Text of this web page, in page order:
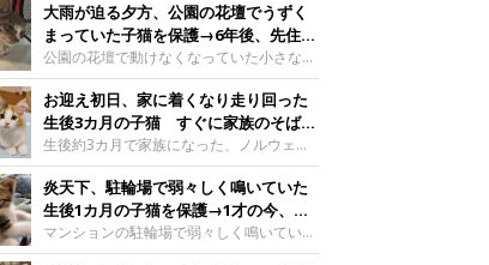
大雨が迫る夕方、公園の花壇でうずく
まっていた子猫を保護→6年後、先住猫
と“姉妹”のような関係に
公園の花壇で動けなくなっていた小さな子
猫。家族に迎えられてから6年、先住猫と
の間には深い絆が育まれていました。保護
当時のティダちゃん。
@muumuu62197189紹介するのは、
X（旧Twitter）ユーザー
@muumuu62197189さんの愛猫・ティダ
ちゃん（取材時6才）の成長記録です。こ
ちらは、生後3カ月ごろのティダちゃん。
飼い主さんが出会ったのは、夜から大雨に
お迎え初日、家に着くなり走り回った
生後3カ月の子猫 すぐに家族のそばで
落ち着く姿に「迎えてよかった」
生後約3カ月で家族になった、ノルウェー
ジャンフォレストキャットの子猫。お迎え
翌日には、すでに家でくつろぐ様子を見せ
ていました。お迎え翌日、ベッドでうとう
とするむうちゃんお迎え翌日のむうちゃ
ん。@umimugi0304紹介するのは、
炎天下、駐輪場で弱々しく鳴いていた
生後1カ月の子猫を保護→1才の今、筋
肉質でツンデレなコに成長
マンションの駐輪場で弱々しく鳴いてい
た、生後1カ月ほどの子猫。家族に迎えら